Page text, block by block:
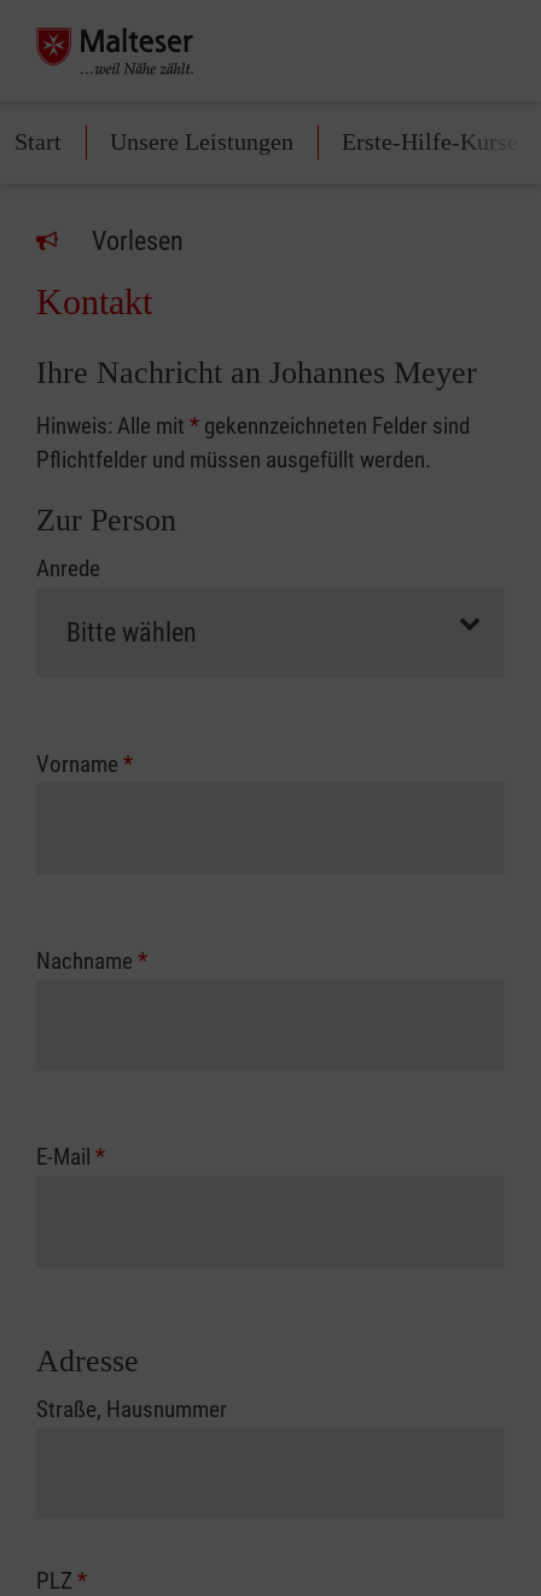
Start Unsere Leistungen Erste-Hilfe-Kurse
Vorlesen
Kontakt
Ihre Nachricht an Johannes Meyer
Hinweis: Alle mit * gekennzeichneten Felder sind
Pflichtfelder und müssen ausgefüllt werden.
Zur Person
Anrede
Vorname *
Nachname *
E-Mail *
Adresse
Straße, Hausnummer
PLZ *